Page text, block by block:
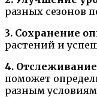
разных сезонов
3. Сохранение
растений и
4.
поможет
разным